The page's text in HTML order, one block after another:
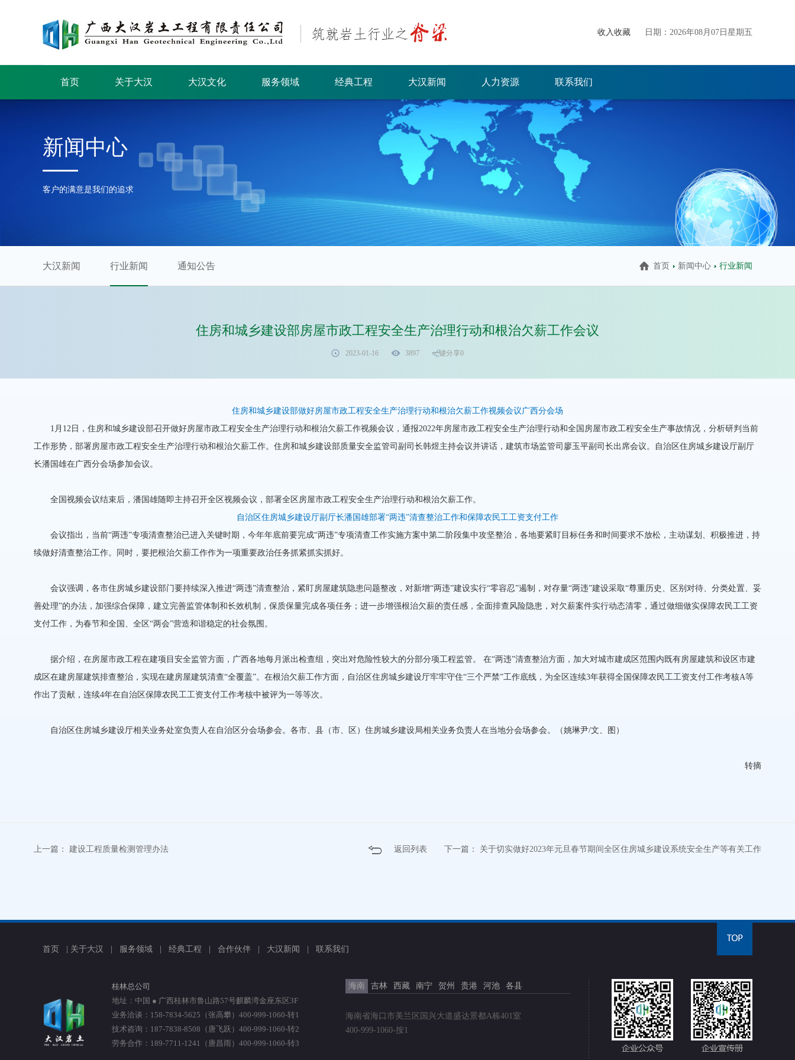
收入收藏 日期：2026年08月07日星期五
首页 关于大汉 大汉文化 服务领域 经典工程 大汉新闻 人力资源 联系我们
新闻中心
客户的满意是我们的追求
大汉新闻 行业新闻 通知公告 首页 新闻中心 行业新闻
住房和城乡建设部房屋市政工程安全生产治理行动和根治欠薪工作会议
2023-01-16 3897 一键分享0
住房和城乡建设部做好房屋市政工程安全生产治理行动和根治欠薪工作视频会议广西分会场
1月12日，住房和城乡建设部召开做好房屋市政工程安全生产治理行动和根治欠薪工作视频会议，通报2022年房屋市政工程安全生产治理行动和全国房屋市政工程安全生产事故情况，分析研判当前
工作形势，部署房屋市政工程安全生产治理行动和根治欠薪工作。住房和城乡建设部质量安全监管司副司长韩煜主持会议并讲话，建筑市场监管司廖玉平副司长出席会议。自治区住房城乡建设厅副厅
长潘国雄在广西分会场参加会议。
全国视频会议结束后，潘国雄随即主持召开全区视频会议，部署全区房屋市政工程安全生产治理行动和根治欠薪工作。
自治区住房城乡建设厅副厅长潘国雄部署“两违”清查整治工作和保障农民工工资支付工作
会议指出，当前“两违”专项清查整治已进入关键时期，今年年底前要完成“两违”专项清查工作实施方案中第二阶段集中攻坚整治，各地要紧盯目标任务和时间要求不放松，主动谋划、积极推进，持
续做好清查整治工作。同时，要把根治欠薪工作作为一项重要政治任务抓紧抓实抓好。
会议强调，各市住房城乡建设部门要持续深入推进“两违”清查整治，紧盯房屋建筑隐患问题整改，对新增“两违”建设实行“零容忍”遏制，对存量“两违”建设采取“尊重历史、区别对待、分类处置、妥
善处理”的办法，加强综合保障，建立完善监管体制和长效机制，保质保量完成各项任务；进一步增强根治欠薪的责任感，全面排查风险隐患，对欠薪案件实行动态清零，通过做细做实保障农民工工资
支付工作，为春节和全国、全区“两会”营造和谐稳定的社会氛围。
据介绍，在房屋市政工程在建项目安全监管方面，广西各地每月派出检查组，突出对危险性较大的分部分项工程监管。 在“两违”清查整治方面，加大对城市建成区范围内既有房屋建筑和设区市建
成区在建房屋建筑排查整治，实现在建房屋建筑清查“全覆盖”。在根治欠薪工作方面，自治区住房城乡建设厅牢牢守住“三个严禁”工作底线，为全区连续3年获得全国保障农民工工资支付工作考核A等
作出了贡献，连续4年在自治区保障农民工工资支付工作考核中被评为一等等次。
自治区住房城乡建设厅相关业务处室负责人在自治区分会场参会。各市、县（市、区）住房城乡建设局相关业务负责人在当地分会场参会。 （姚琳尹/文、图）
转摘
上一篇： 建设工程质量检测管理办法 返回列表 下一篇： 关于切实做好2023年元旦春节期间全区住房城乡建设系统安全生产等有关工作
首页 关于大汉 服务领域 经典工程 合作伙伴 大汉新闻 联系我们
桂林总公司
地址：中国 ● 广西桂林市鲁山路57号麒麟湾金座东区3F
业务洽谈：158-7834-5625（张高攀）400-999-1060-转1
技术咨询：187-7838-8508（唐飞跃）400-999-1060-转2
劳务合作：189-7711-1241（唐昌雨）400-999-1060-转3
海南 吉林 西藏 南宁 贺州 贵港 河池 各县
海南省海口市美兰区国兴大道盛达景都A栋401室
400-999-1060-按1